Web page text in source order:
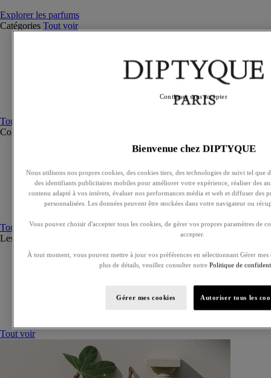
Explorer les parfums
Catégories Tout voir
Tout voir
Collections
Fleur de peau
Eau des Sens
L'Eau Papier
Philosykos
Tout voir
Les Essences de Diptyque
Lazulio
Tout voir
Bienvenue chez DIPTYQUE
Nous utilisons nos propres cookies, des cookies tiers, des technologies de suivi tel que
des identifiants publicitaires mobiles pour améliorer votre expérience, réaliser des
contenu adapté à vos intérets, évaluer nos performances média et web et diffuser des
personnalisées. Les données peuvent être stockées dans votre navigateur ou
Vous pouvez choisir d'accepter tous les cookies, de gérer vos propres paramètres de
accepter.
À tout moment, vous pouvez mettre à jour vos préférences en sélectionnant Gérer mes
plus de détails, veuillez consulter notre Politique de
Gérer mes cookies Autoriser tous les
Continuer sans accepter